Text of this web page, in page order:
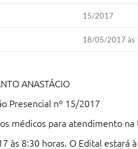
15/2017
18/05/2017 às
ANASTÁCIO
Presencial nº 15/2017
médicos para atendimento na
às 8:30 horas. O Edital estará